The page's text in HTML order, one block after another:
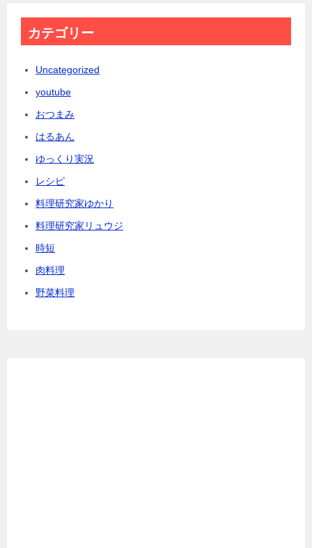
カテゴリー
Uncategorized
youtube
おつまみ
はるあん
ゆっくり実況
レシピ
料理研究家ゆかり
料理研究家リュウジ
時短
肉料理
野菜料理